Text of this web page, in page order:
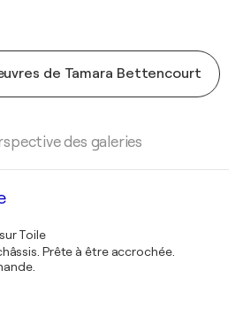
de Tamara Bettencourt
des galeries
Toile
Prête à être accrochée.